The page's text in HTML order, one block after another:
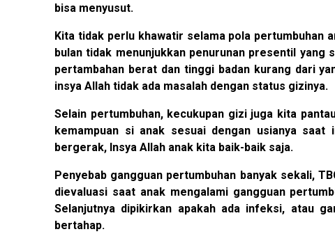
bisa menyusut.
Kita tidak perlu khawatir selama pola pertumbuhan
bulan tidak menunjukkan penurunan presentil
pertambahan berat dan tinggi badan kurang dari
insya Allah tidak ada masalah dengan status gizinya.
Selain pertumbuhan, kecukupan gizi juga kita
kemampuan si anak sesuai dengan usianya
bergerak, Insya Allah anak kita baik-baik saja.
Penyebab gangguan pertumbuhan banyak sekali,
dievaluasi saat anak mengalami gangguan
Selanjutnya dipikirkan apakah ada infeksi, atau
bertahap.